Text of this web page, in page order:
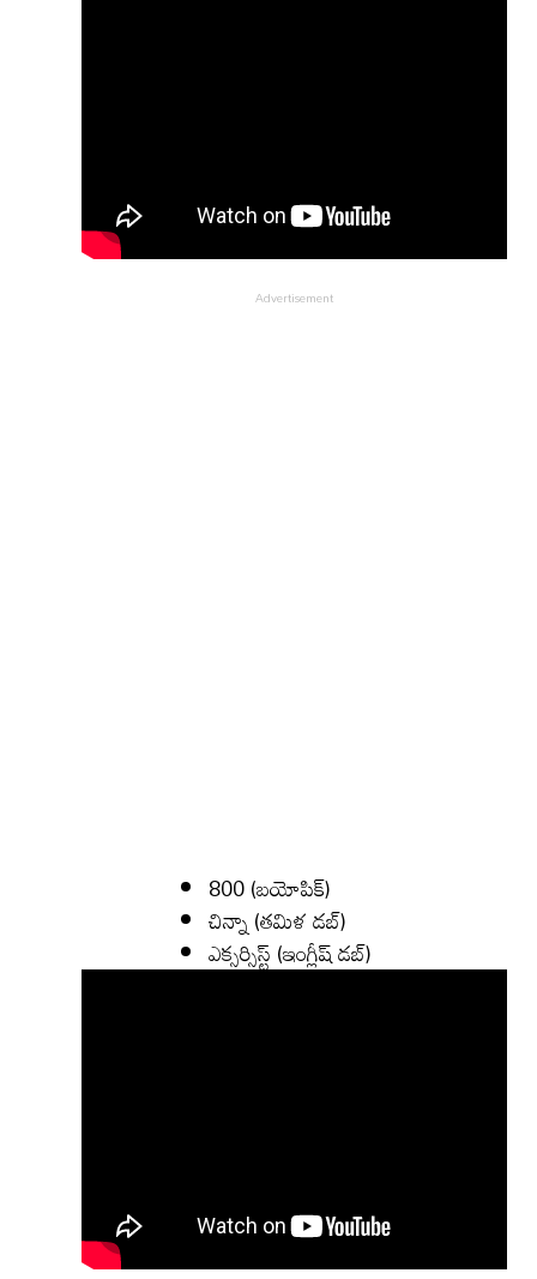
800 (బయోపిక్)
చిన్నా (తమిళ డబ్)
ఎక్సర్సిస్ట్ (ఇంగ్లీష్ డబ్)